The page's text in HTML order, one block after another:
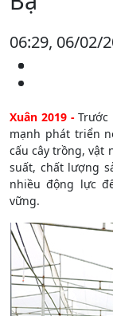
06:29, 06/02/
Xuân 2019 -Trước
mạnh phát triển
cấu cây trồng, vật
suất, chất lượng
nhiều động lực
vững.